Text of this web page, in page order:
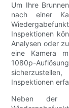
Um Ihre
nach einer
Inspektionen
Analysen oder
eine Kamera
1080p-
Inspektionen
Neben der